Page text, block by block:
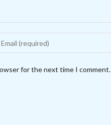
for the next time I comment.